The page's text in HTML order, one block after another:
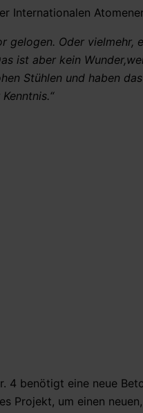
Internationalen
gelogen. Oder
ist aber kein
Stühlen und haben
4 benötigt eine neue
Projekt, um einen